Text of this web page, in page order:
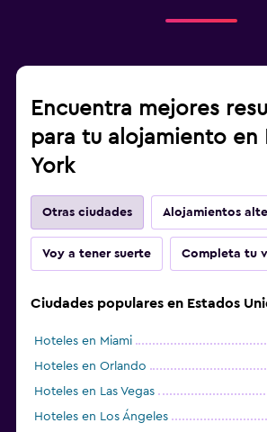
Encuentra mejores
para tu alojamiento en
York
Otras ciudades Alojamientos
Voy a tener suerte Completa tu
Ciudades populares en Estados
Hoteles en Miami
Hoteles en Orlando
Hoteles en Las Vegas
Hoteles en Los Ángeles